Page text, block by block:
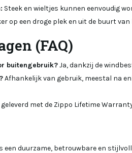
Steek en wieltjes kunnen eenvoudig
op een droge plek en uit de buurt van
(FAQ)
buitengebruik?Ja, dankzij de
Afhankelijk van gebruik, meestal na
met de Zippo Lifetime
een duurzame, betrouwbare en